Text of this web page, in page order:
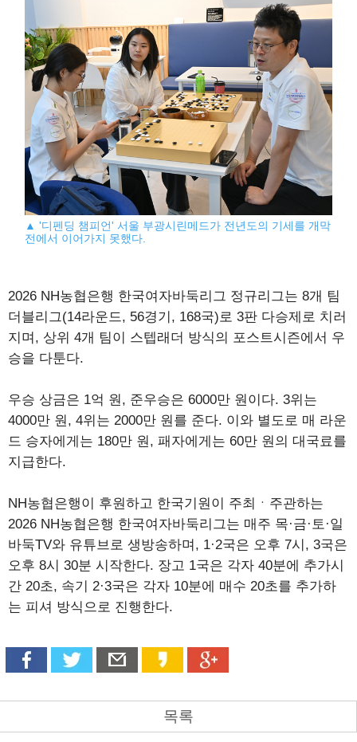
▲ '디펜딩 챔피언' 서울 부광시린메드가 전년도의 기세를 개막
전에서 이어가지 못했다.
2026 NH농협은행 한국여자바둑리그 정규리그는 8개 팀
더블리그(14라운드, 56경기, 168국)로 3판 다승제로 치러
지며, 상위 4개 팀이 스텝래더 방식의 포스트시즌에서 우
승을 다툰다.
우승 상금은 1억 원, 준우승은 6000만 원이다. 3위는
4000만 원, 4위는 2000만 원를 준다. 이와 별도로 매 라운
드 승자에게는 180만 원, 패자에게는 60만 원의 대국료를
지급한다.
NH농협은행이 후원하고 한국기원이 주최ㆍ주관하는
2026 NH농협은행 한국여자바둑리그는 매주 목·금·토·일
바둑TV와 유튜브로 생방송하며, 1·2국은 오후 7시, 3국은
오후 8시 30분 시작한다. 장고 1국은 각자 40분에 추가시
간 20초, 속기 2·3국은 각자 10분에 매수 20초를 추가하
는 피셔 방식으로 진행한다.
목록